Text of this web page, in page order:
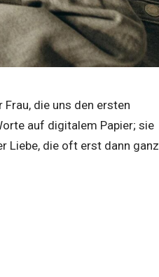
die uns den ersten
auf digitalem Papier; sie
Liebe, die oft erst dann ganz